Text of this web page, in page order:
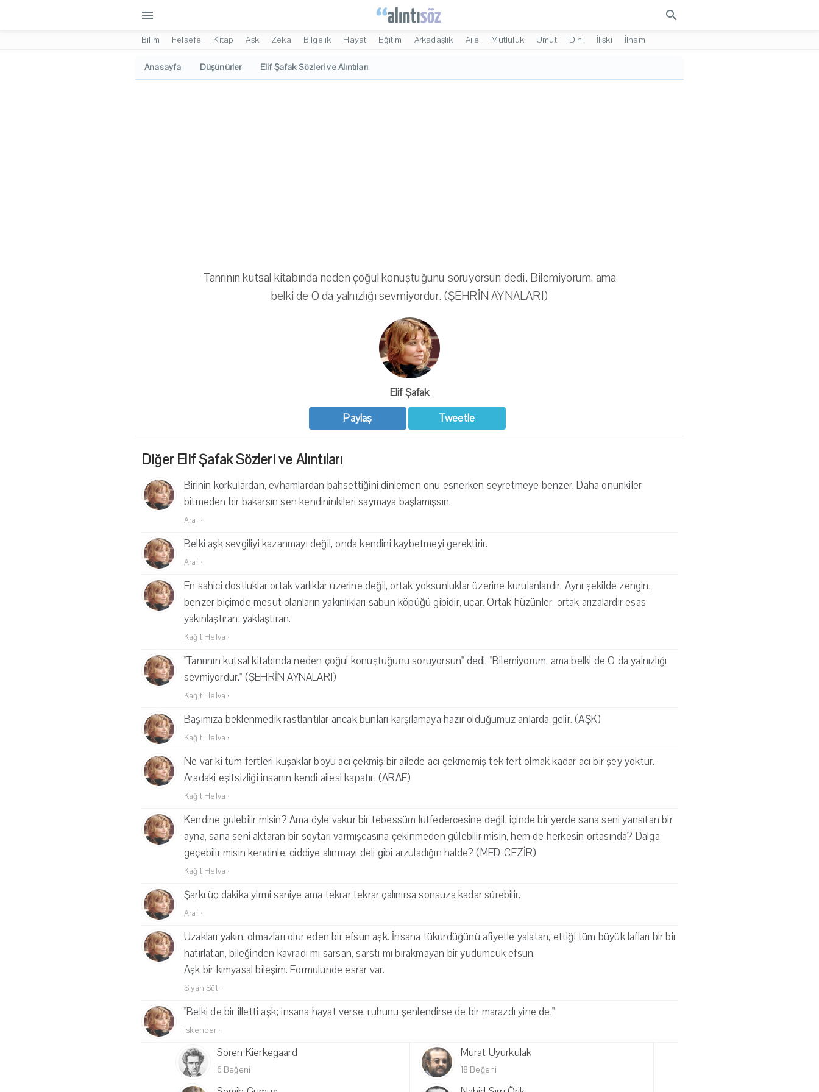
menu search
Bilim Felsefe Kitap Aşk Zeka Bilgelik Hayat Eğitim Arkadaşlık Aile Mutluluk Umut Dini İlişki İlham
Anasayfa Düşünürler Elif Şafak Sözleri ve Alıntıları
Tanrının kutsal kitabında neden çoğul konuştuğunu soruyorsun dedi. Bilemiyorum, ama
belki de O da yalnızlığı sevmiyordur. (ŞEHRİN AYNALARI)
Elif Şafak
Paylaş
Tweetle
Diğer Elif Şafak Sözleri ve Alıntıları
Birinin korkulardan, evhamlardan bahsettiğini dinlemen onu esnerken seyretmeye benzer. Daha onunkiler
bitmeden bir bakarsın sen kendininkileri saymaya başlamışsın.
Araf·
Belki aşk sevgiliyi kazanmayı değil, onda kendini kaybetmeyi gerektirir.
Araf·
En sahici dostluklar ortak varlıklar üzerine değil, ortak yoksunluklar üzerine kurulanlardır. Aynı şekilde zengin,
benzer biçimde mesut olanların yakınlıkları sabun köpüğü gibidir, uçar. Ortak hüzünler, ortak arızalardır esas
yakınlaştıran, yaklaştıran.
Kağıt Helva ·
"Tanrının kutsal kitabında neden çoğul konuştuğunu soruyorsun" dedi. "Bilemiyorum, ama belki de O da yalnızlığı
sevmiyordur." (ŞEHRİN AYNALARI)
Kağıt Helva ·
Başımıza beklenmedik rastlantılar ancak bunları karşılamaya hazır olduğumuz anlarda gelir. (AŞK)
Kağıt Helva ·
Ne var ki tüm fertleri kuşaklar boyu acı çekmiş bir ailede acı çekmemiş tek fert olmak kadar acı bir şey yoktur.
Aradaki eşitsizliği insanın kendi ailesi kapatır. (ARAF)
Kağıt Helva ·
Kendine gülebilir misin? Ama öyle vakur bir tebessüm lütfedercesine değil, içinde bir yerde sana seni yansıtan bir
ayna, sana seni aktaran bir soytarı varmışcasına çekinmeden gülebilir misin, hem de herkesin ortasında? Dalga
geçebilir misin kendinle, ciddiye alınmayı deli gibi arzuladığın halde? (MED-CEZİR)
Kağıt Helva ·
Şarkı üç dakika yirmi saniye ama tekrar tekrar çalınırsa sonsuza kadar sürebilir.
Araf·
Uzakları yakın, olmazları olur eden bir efsun aşk. İnsana tükürdüğünü afiyetle yalatan, ettiği tüm büyük lafları bir bir
hatırlatan, bileğinden kavradı mı sarsan, sarstı mı bırakmayan bir yudumcuk efsun.
Aşk bir kimyasal bileşim. Formülünde esrar var.
Siyah Süt·
"Belki de bir illetti aşk; insana hayat verse, ruhunu şenlendirse de bir marazdı yine de."
İskender ·
Soren Kierkegaard
6 Beğeni
Murat Uyurkulak
18 Beğeni